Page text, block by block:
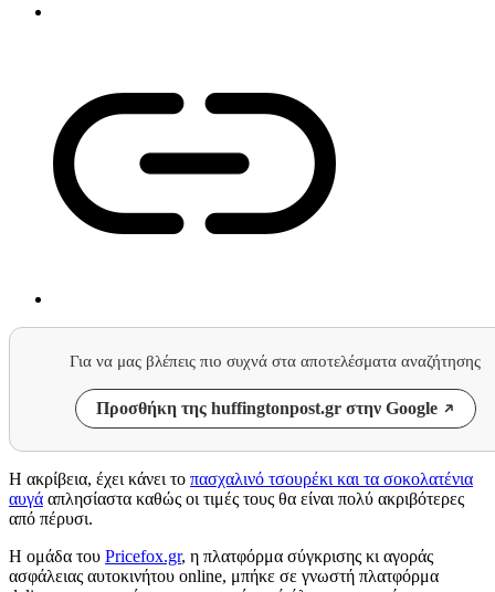
Για να μας βλέπεις πιο συχνά στα αποτελέσματα αναζήτησης
Προσθήκη της huffingtonpost.gr στην Google
Η ακρίβεια, έχει κάνει το πασχαλινό τσουρέκι και τα σοκολατένια
αυγά απλησίαστα καθώς οι τιμές τους θα είναι πολύ ακριβότερες
από πέρυσι.
Η ομάδα του Pricefox.gr, η πλατφόρμα σύγκρισης κι αγοράς
ασφάλειας αυτοκινήτου online, μπήκε σε γνωστή πλατφόρμα